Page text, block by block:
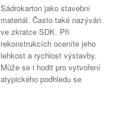
Sádrokarton jako stavební
materiál. Často také nazýván
ve zkratce SDK. Při
rekonstrukcích oceníte jeho
lehkost a rychlost výstavby.
Může se i hodit pro vytvoření
atypického podhledu se